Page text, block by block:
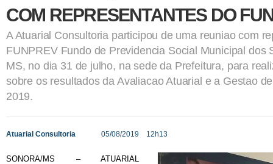
COM REPRESENTANTES DO
A Atuarial Consultoria participou de uma reuniao com
FUNPREV Fundo de Previdencia Social Municipal dos
MS, no dia 31 de julho, na sede da Prefeitura, para
sobre os resultados da Avaliacao Atuarial e a Gestao
2019.
Atuarial Consultoria 05/08/2019 12h13
SONORA/MS – ATUARIAL